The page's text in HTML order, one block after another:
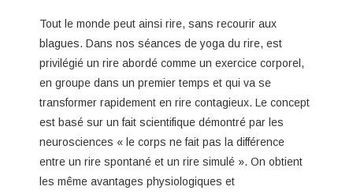
Tout le monde peut ainsi rire, sans recourir aux
blagues. Dans nos séances de yoga du rire, est
privilégié un rire abordé comme un exercice corporel,
en groupe dans un premier temps et qui va se
transformer rapidement en rire contagieux. Le concept
est basé sur un fait scientifique démontré par les
neurosciences « le corps ne fait pas la différence
entre un rire spontané et un rire simulé ». On obtient
les même avantages physiologiques et